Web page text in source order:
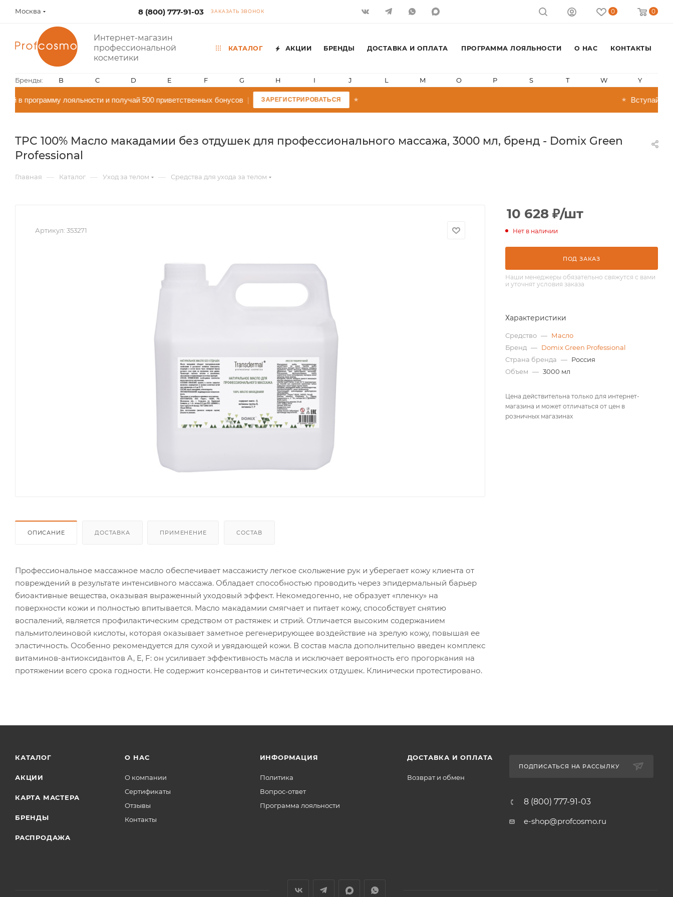
Москва 8 (800) 777-91-03 ЗАКАЗАТЬ ЗВОНОК 0 0
Интернет-магазин
профессиональной
косметики
КАТАЛОГ АКЦИИ БРЕНДЫ ДОСТАВКА И ОПЛАТА ПРОГРАММА ЛОЯЛЬНОСТИ О НАС КОНТАКТЫ
Бренды: B C D E F G H I J L M O P S T W Y
в программу лояльности и получай 500 приветственных бонусов| ЗАРЕГИСТРИРОВАТЬСЯ Вступай в
TPC 100% Масло макадамии без отдушек для профессионального массажа, 3000 мл, бренд - Domix Green
Professional
Главная — Каталог — Уход за телом — Средства для ухода за телом
Артикул: 353271
ОПИСАНИЕ ДОСТАВКА ПРИМЕНЕНИЕ СОСТАВ
Профессиональное массажное масло обеспечивает массажисту легкое скольжение рук и уберегает кожу клиента от
повреждений в результате интенсивного массажа. Обладает способностью проводить через эпидермальный барьер
биоактивные вещества, оказывая выраженный уходовый эффект. Некомедогенно, не образует «пленку» на
поверхности кожи и полностью впитывается. Масло макадамии смягчает и питает кожу, способствует снятию
воспалений, является профилактическим средством от растяжек и стрий. Отличается высоким содержанием
пальмитолеиновой кислоты, которая оказывает заметное регенерирующее воздействие на зрелую кожу, повышая ее
эластичность. Особенно рекомендуется для сухой и увядающей кожи. В состав масла дополнительно введен комплекс
витаминов-антиоксидантов A, E, F: он усиливает эффективность масла и исключает вероятность его прогоркания на
протяжении всего срока годности. Не содержит консервантов и синтетических отдушек. Клинически протестировано.
10 628 ₽/шт
Нет в наличии
ПОД ЗАКАЗ
Наши менеджеры обязательно свяжутся с вами
и уточнят условия заказа
Характеристики
Средство — Масло
Бренд — Domix Green Professional
Страна бренда — Россия
Объем — 3000 мл
Цена действительна только для интернет-
магазина и может отличаться от цен в
розничных магазинах
КАТАЛОГ
АКЦИИ
КАРТА МАСТЕРА
БРЕНДЫ
РАСПРОДАЖА
О НАС
О компании
Сертификаты
Отзывы
Контакты
ИНФОРМАЦИЯ
Политика
Вопрос-ответ
Программа лояльности
ДОСТАВКА И ОПЛАТА
Возврат и обмен
ПОДПИСАТЬСЯ НА РАССЫЛКУ
8 (800) 777-91-03
e-shop@profcosmo.ru